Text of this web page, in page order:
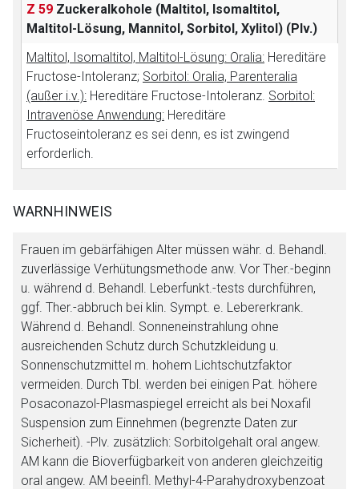
Z 59 Zuckeralkohole (Maltitol, Isomaltitol,
Maltitol-Lösung, Mannitol, Sorbitol, Xylitol) (Plv.)
Maltitol, Isomaltitol, Maltitol-Lösung: Oralia: Hereditäre
Fructose-Intoleranz; Sorbitol: Oralia, Parenteralia
(außer i.v.): Hereditäre Fructose-Intoleranz. Sorbitol:
Intravenöse Anwendung: Hereditäre
Fructoseintoleranz es sei denn, es ist zwingend
erforderlich.
WARNHINWEIS
Frauen im gebärfähigen Alter müssen währ. d. Behandl.
zuverlässige Verhütungsmethode anw. Vor Ther.-beginn
u. während d. Behandl. Leberfunkt.-tests durchführen,
ggf. Ther.-abbruch bei klin. Sympt. e. Lebererkrank.
Während d. Behandl. Sonneneinstrahlung ohne
ausreichenden Schutz durch Schutzkleidung u.
Sonnenschutzmittel m. hohem Lichtschutzfaktor
vermeiden. Durch Tbl. werden bei einigen Pat. höhere
Posaconazol-Plasmaspiegel erreicht als bei Noxafil
Suspension zum Einnehmen (begrenzte Daten zur
Sicherheit). -Plv. zusätzlich: Sorbitolgehalt oral angew.
AM kann die Bioverfügbarkeit von anderen gleichzeitig
oral angew. AM beeinfl. Methyl-4-Parahydroxybenzoat
Aufruf einer externen Seite
Der von Ihnen aufgerufene Link öffnet eine externe Web-
Seite. Für die Inhalte der externen Web-Seite ist deren
Betreiber verantwortlich. Ebenso gelten dort ggf. andere
Datenschutzbestimmungen.